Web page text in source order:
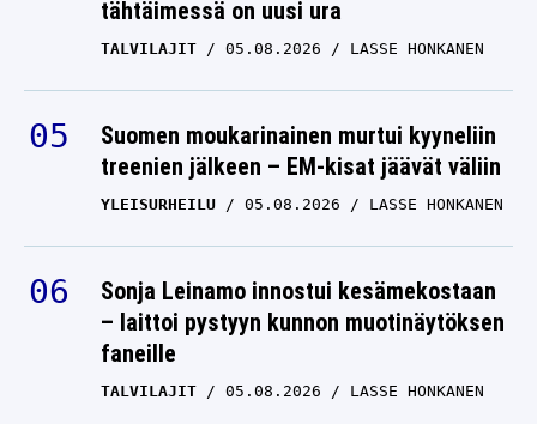
TALVILAJIT 05.08.2026
Suomen moukarinainen murtui kyyneliin
treenien jälkeen – EM-kisat jäävät väliin
YLEISURHEILU 05.08.2026 LASSE HONKANEN
Sonja Leinamo innostui kesämekostaan
– laittoi pystyyn kunnon muotinäytöksen
faneille
TALVILAJIT